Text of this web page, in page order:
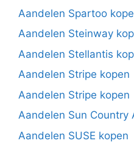
Aandelen Spartoo
Aandelen Steinway
Aandelen Stellantis
Aandelen Stripe kopen
Aandelen Stripe kopen
Aandelen Sun Country
Aandelen SUSE kopen